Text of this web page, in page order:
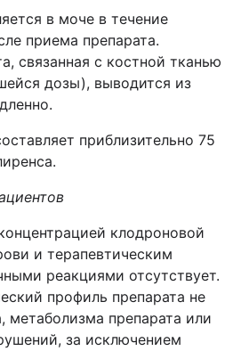
в моче в течение
приема препарата.
связанная с костной тканью
дозы), выводится из
приблизительно 75
клодроновой
и терапевтическим
реакциями отсутствует.
профиль препарата не
метаболизма препарата или
за исключением